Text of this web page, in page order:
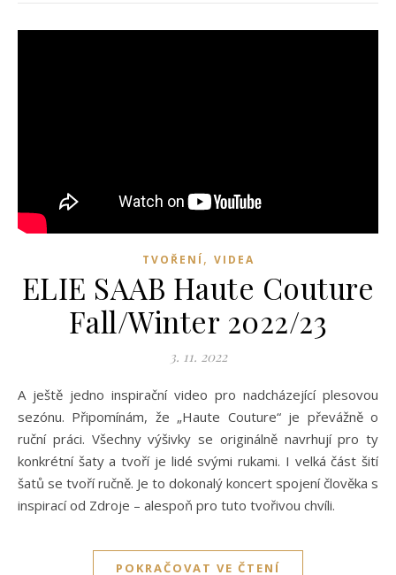
TVOŘENÍ , VIDEA
ELIE SAAB Haute Couture
Fall/Winter 2022/23
3. 11. 2022
A ještě jedno inspirační video pro nadcházející plesovou
sezónu. Připomínám, že „Haute Couture“ je převážně o
ruční práci. Všechny výšivky se originálně navrhují pro ty
konkrétní šaty a tvoří je lidé svými rukami. I velká část šití
šatů se tvoří ručně. Je to dokonalý koncert spojení člověka s
inspirací od Zdroje – alespoň pro tuto tvořivou chvíli.
POKRAČOVAT VE ČTENÍ